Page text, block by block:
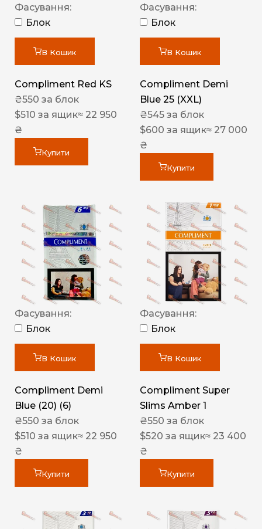
Фасування:
Блок
В Кошик
Compliment Red KS
₴550 за блок
$510 за ящик≈ 22 950
₴
Купити
Фасування:
Блок
В Кошик
Compliment Demi
Blue 25 (XXL)
₴545 за блок
$600 за ящик≈ 27 000
₴
Купити
Фасування:
Блок
В Кошик
Compliment Demi
Blue (20) (6)
₴550 за блок
$510 за ящик≈ 22 950
₴
Купити
Фасування:
Блок
В Кошик
Compliment Super
Slims Amber 1
₴550 за блок
$520 за ящик≈ 23 400
₴
Купити